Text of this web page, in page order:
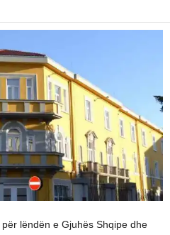
lëndën e Gjuhës Shqipe dhe